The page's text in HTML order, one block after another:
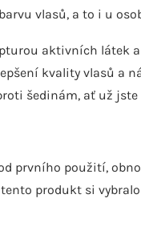
vlasů, a to i u
aktivních látek
kvality vlasů
šedinám, ať už jste
prvního použití,
produkt si